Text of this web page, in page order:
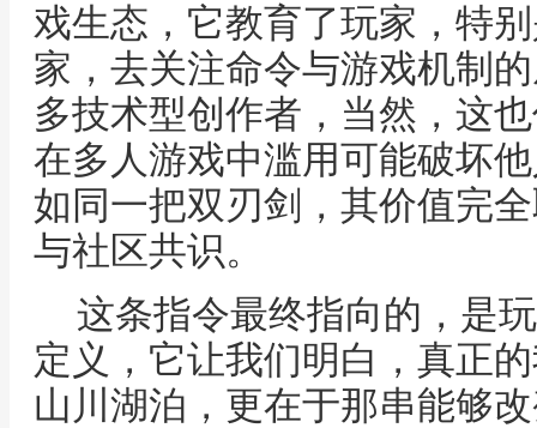
戏生态，它教育了玩家，特
家，去关注命令与游戏机制
多技术型创作者，当然，这
在多人游戏中滥用可能破坏
如同一把双刃剑，其价值完
与社区共识。
这条指令最终指向的，是
定义，它让我们明白，真正
山川湖泊，更在于那串能够